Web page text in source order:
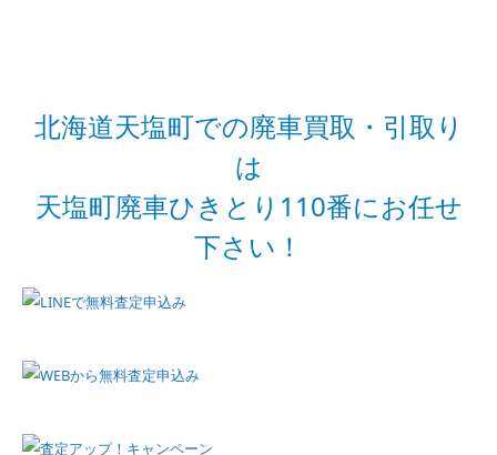
北海道天塩町での廃車買取・引取り
は
天塩町廃車ひきとり110番にお任せ
下さい！